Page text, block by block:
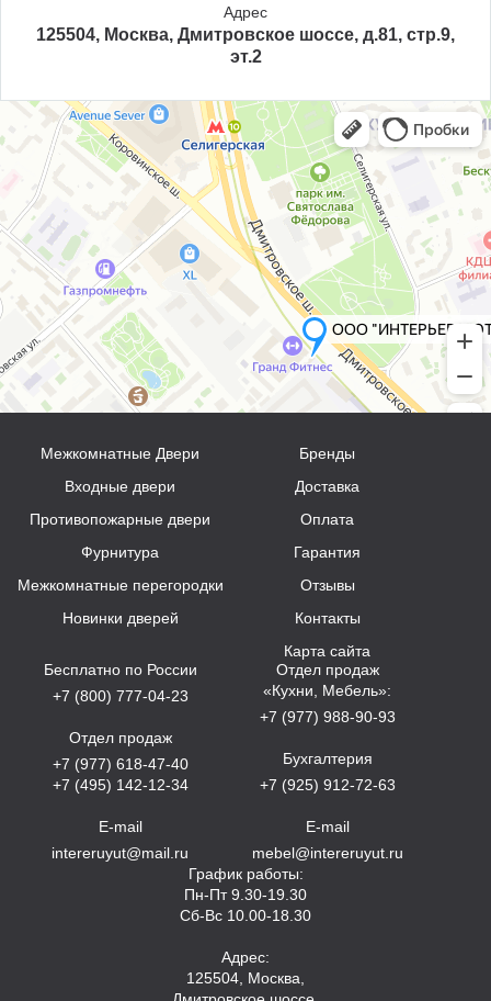
Адрес
125504, Москва, Дмитровское шоссе, д.81, стр.9,
эт.2
Межкомнатные Двери
Входные двери
Противопожарные двери
Фурнитура
Межкомнатные перегородки
Новинки дверей
Бренды
Доставка
Оплата
Гарантия
Отзывы
Контакты
Карта сайта
Бесплатно по России
+7 (800) 777-04-23
Отдел продаж
+7 (977) 618-47-40
+7 (495) 142-12-34
E-mail
intereruyut@mail.ru
Отдел продаж
«Кухни, Мебель»:
+7 (977) 988-90-93
Бухгалтерия
+7 (925) 912-72-63
E-mail
mebel@intereruyut.ru
График работы:
Пн-Пт 9.30-19.30
Сб-Вс 10.00-18.30
Адрес:
125504, Москва,